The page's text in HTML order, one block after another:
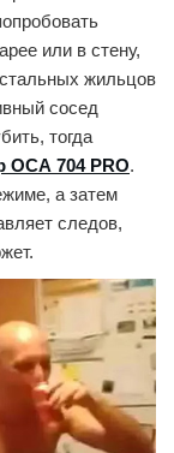
или в стену,
жильцов
сосед
тогда
ОСА 704 PRO.
а затем
следов,